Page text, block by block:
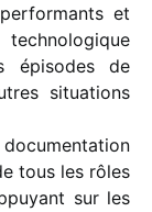
et
épisodes de
situa­tions
tous les rôles
sur les